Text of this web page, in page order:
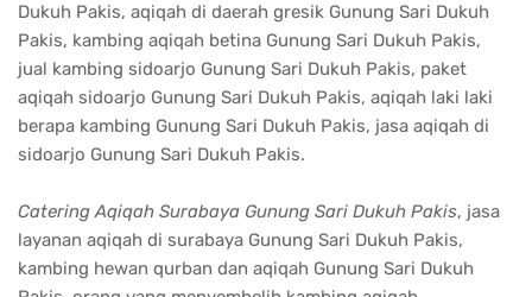
Dukuh Pakis, aqiqah di daerah gresik Gunung Sari Dukuh
Pakis, kambing aqiqah betina Gunung Sari Dukuh Pakis,
jual kambing sidoarjo Gunung Sari Dukuh Pakis, paket
aqiqah sidoarjo Gunung Sari Dukuh Pakis, aqiqah laki laki
berapa kambing Gunung Sari Dukuh Pakis, jasa aqiqah di
sidoarjo Gunung Sari Dukuh Pakis.
Catering Aqiqah Surabaya Gunung Sari Dukuh Pakis, jasa
layanan aqiqah di surabaya Gunung Sari Dukuh Pakis,
kambing hewan qurban dan aqiqah Gunung Sari Dukuh